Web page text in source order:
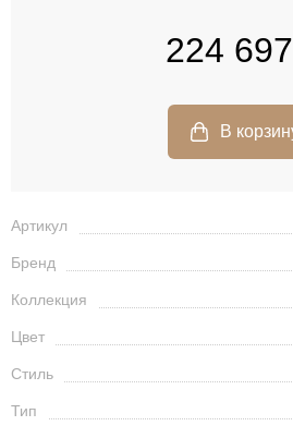
Артикул
Бренд
Коллекция
Цвет
Стиль
Тип
224 697